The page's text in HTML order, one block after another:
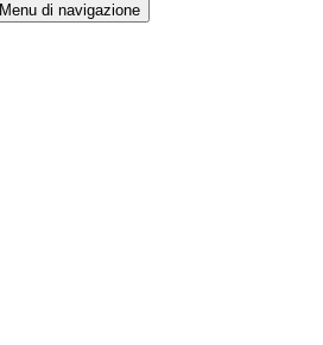
Menu di navigazione